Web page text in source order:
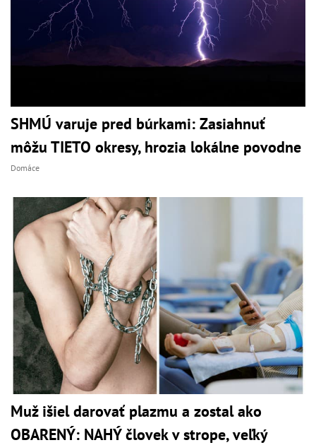
SHMÚ varuje pred búrkami: Zasiahnuť
môžu TIETO okresy, hrozia lokálne povodne
Domáce
Muž išiel darovať plazmu a zostal ako
OBARENÝ: NAHÝ človek v strope, veľký